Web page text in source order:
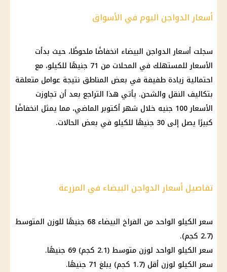
أسعار الدواجن اليوم في الأسواق
سجلت أسعار الدواجن البيضاء انخفاضًا ملحوظًا، حيث بدأت
الأسعارللمستهلك في المحلات
من 71 جنيهًا للكيلو، مع
احتمالية زيادة طفيفة في بعض المناطق نتيجة عوامل متعلقة
بتكاليف النقل والشحن. يأتي هذا التراجع بعد أن تجاوزت
الأسعار
100 جنيه خلال شهر أكتوبر الماضي، مما يمثل انخفاضًا
كبيرًا يصل إلى 30 جنيهًا للكيلو في بعض الحالات.
تفاصيل أسعار الدواجن البيضاء في المزرعة
سعر الكيلو الواحد من الفراخ البيضاء
68 جنيهًا للوزن المتوسط
(2.7 كجم).
سعر الكيلو الواحد لوزن متوسط (2.1 كجم) 69 جنيهًا.
سعر الكيلو لوزن أقل (1.7 كجم) يبلغ 71 جنيهًا.